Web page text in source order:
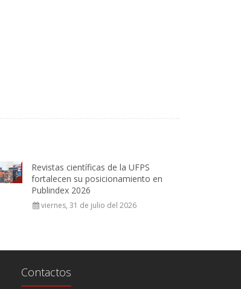
Revistas científicas de la UFPS
fortalecen su posicionamiento en
Publindex 2026
viernes, 31 de julio del 2026
Contactos